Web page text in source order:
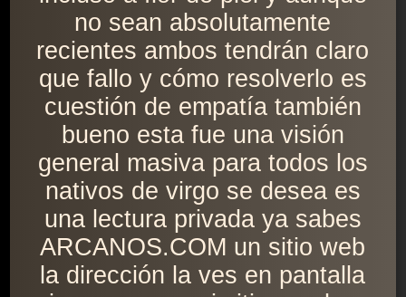
no sean absolutamente
recientes ambos tendrán claro
que fallo y cómo resolverlo es
cuestión de empatía también
bueno esta fue una visión
general masiva para todos los
nativos de virgo se desea es
una lectura privada ya sabes
ARCANOS.COM un sitio web
la dirección la ves en pantalla